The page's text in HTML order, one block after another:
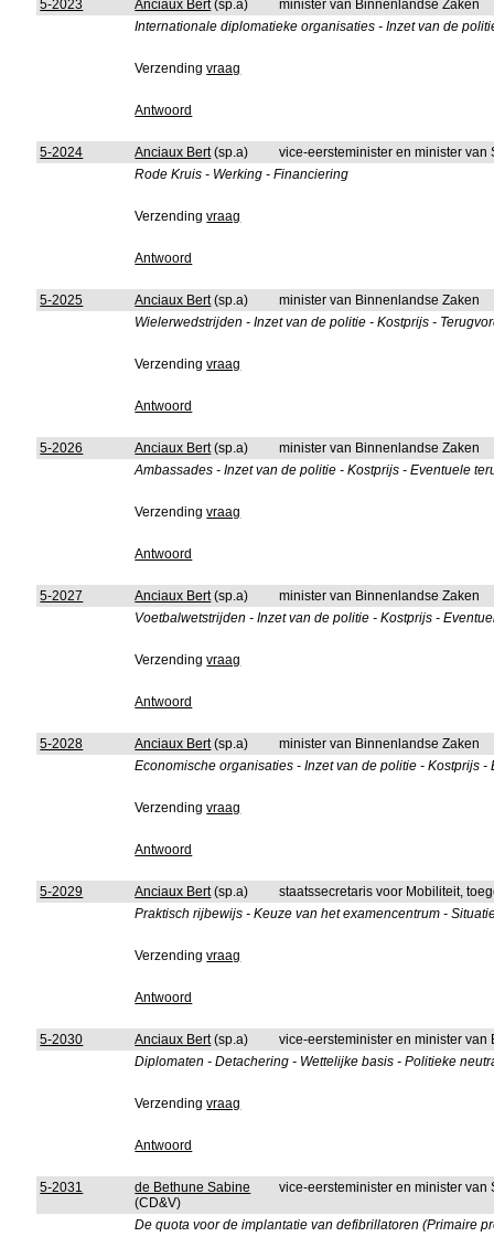
5-2023 Anciaux Bert(sp.a)
minister van Binnenlandse Zaken
Internationale diplomatieke organisaties - Inzet van de
Verzendingvraag
Antwoord
5-2024 Anciaux Bert(sp.a)
vice-eersteminister en minister
Rode Kruis - Werking - Financiering
Verzendingvraag
Antwoord
5-2025 Anciaux Bert(sp.a)
minister van Binnenlandse Zaken
Wielerwedstrijden - Inzet van de politie - Kostprijs -
Verzendingvraag
Antwoord
5-2026 Anciaux Bert(sp.a)
minister van Binnenlandse Zaken
Ambassades - Inzet van de politie - Kostprijs - Eventuele
Verzendingvraag
Antwoord
5-2027 Anciaux Bert(sp.a)
minister van Binnenlandse Zaken
Voetbalwetstrijden - Inzet van de politie - Kostprijs -
Verzendingvraag
Antwoord
5-2028 Anciaux Bert(sp.a)
minister van Binnenlandse Zaken
Economische organisaties - Inzet van de politie - Kostprijs
Verzendingvraag
Antwoord
5-2029 Anciaux Bert(sp.a)
staatssecretaris voor Mobiliteit,
Praktisch rijbewijs - Keuze van het examencentrum -
Verzendingvraag
Antwoord
5-2030 Anciaux Bert(sp.a)
vice-eersteminister en minister
Diplomaten - Detachering - Wettelijke basis - Politieke
Verzendingvraag
Antwoord
5-2031
de Bethune Sabine
(CD&V)
vice-eersteminister en minister
De quota voor de implantatie van defibrillatoren (Primaire